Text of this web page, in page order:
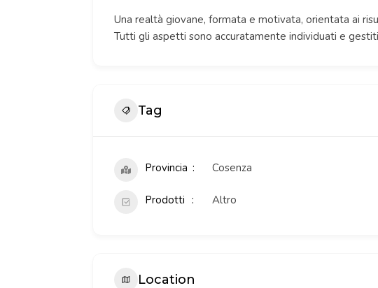
Una realtà giovane, formata e motivata, orientata ai
Tutti gli aspetti sono accuratamente individuati e
Tag
Provincia Cosenza
Prodotti Altro
Location